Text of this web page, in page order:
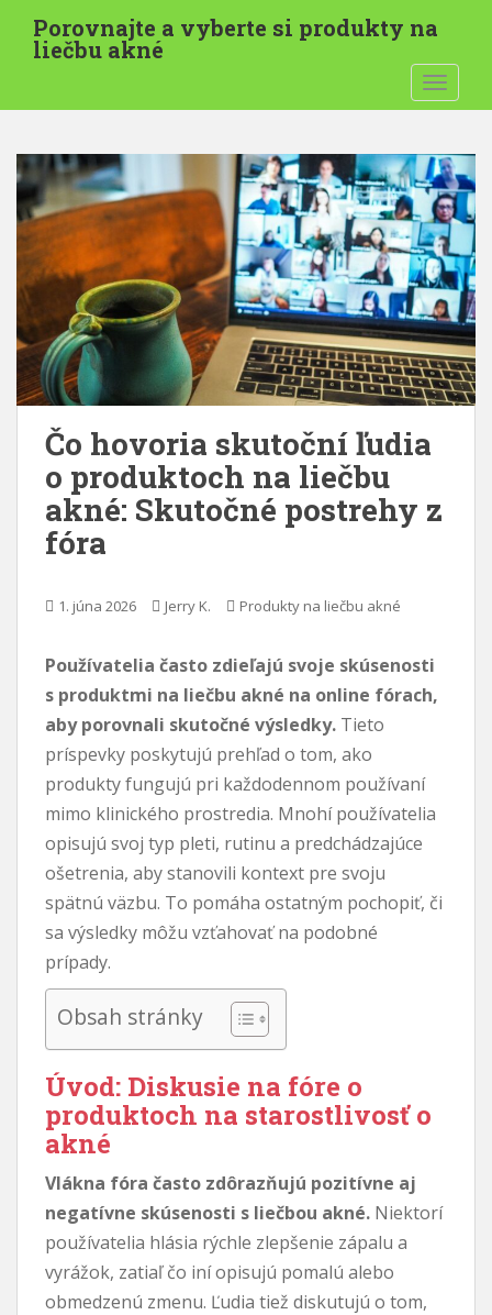
k
Porovnajte a vyberte si produkty na
liečbu akné
Čo hovoria skutoční ľudia
o produktoch na liečbu
akné: Skutočné postrehy z
fóra
1. júna 2026 Jerry K. Produkty na liečbu akné
Používatelia často zdieľajú svoje skúsenosti
s produktmi na liečbu akné na online fórach,
aby porovnali skutočné výsledky. Tieto
príspevky poskytujú prehľad o tom, ako
produkty fungujú pri každodennom používaní
mimo klinického prostredia. Mnohí používatelia
opisujú svoj typ pleti, rutinu a predchádzajúce
ošetrenia, aby stanovili kontext pre svoju
spätnú väzbu. To pomáha ostatným pochopiť, či
sa výsledky môžu vzťahovať na podobné
prípady.
Obsah stránky
Úvod: Diskusie na fóre o
produktoch na starostlivosť o
akné
Vlákna fóra často zdôrazňujú pozitívne aj
negatívne skúsenosti s liečbou akné. Niektorí
používatelia hlásia rýchle zlepšenie zápalu a
vyrážok, zatiaľ čo iní opisujú pomalú alebo
obmedzenú zmenu. Ľudia tiež diskutujú o tom,